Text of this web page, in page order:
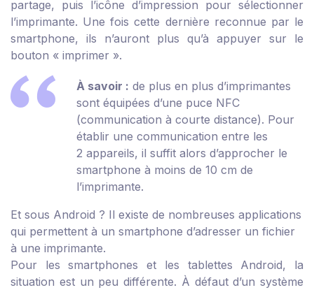
partage, puis l’icône d’impression pour sélectionner
l’imprimante. Une fois cette dernière reconnue par le
smartphone, ils n’auront plus qu’à appuyer sur le
bouton « imprimer ».
À savoir : de plus en plus d’imprimantes
sont équipées d’une puce NFC
(communication à courte distance). Pour
établir une communication entre les
2 appareils, il suffit alors d’approcher le
smartphone à moins de 10 cm de
l’imprimante.
Et sous Android ? Il existe de nombreuses applications
qui permettent à un smartphone d’adresser un fichier
à une imprimante.
Pour les smartphones et les tablettes Android, la
situation est un peu différente. À défaut d’un système